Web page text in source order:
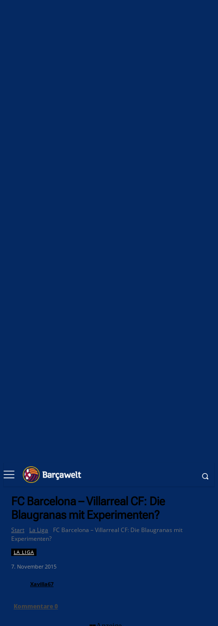
FC Barcelona – Villarreal CF: Die
Blaugranas mit Experimenten?
Start La Liga
FC Barcelona – Villarreal CF: Die Blaugranas mit
Experimenten?
LA LIGA
7. November 2015
Xavilla67
Kommentare0